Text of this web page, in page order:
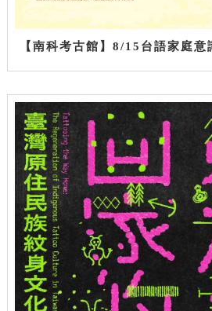
【南科考古館】8/15台語家庭意